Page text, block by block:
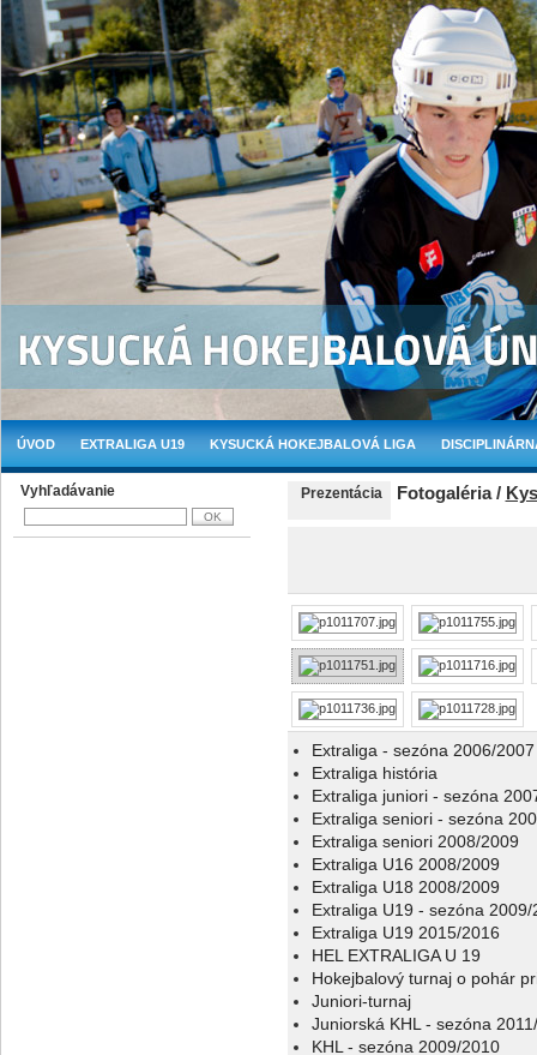
ÚVOD EXTRALIGA U19 KYSUCKÁ HOKEJBALOVÁ LIGA
Vyhľadávanie Prezentácia Fotogaléria /
Extraliga - sezóna 2006/2007
Extraliga história
Extraliga juniori - sezóna
Extraliga seniori - sezóna
Extraliga seniori 2008/2009
Extraliga U16 2008/2009
Extraliga U18 2008/2009
Extraliga U19 - sezóna 2009/
Extraliga U19 2015/2016
HEL EXTRALIGA U 19
Hokejbalový turnaj o pohár
Juniori-turnaj
Juniorská KHL - sezóna
KHL - sezóna 2009/2010